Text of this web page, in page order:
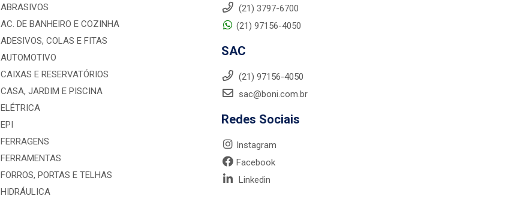
ABRASIVOS
AC. DE BANHEIRO E COZINHA
ADESIVOS, COLAS E FITAS
AUTOMOTIVO
CAIXAS E RESERVATÓRIOS
CASA, JARDIM E PISCINA
ELÉTRICA
EPI
FERRAGENS
FERRAMENTAS
FORROS, PORTAS E TELHAS
HIDRÁULICA
(21) 3797-6700
(21) 97156-4050
SAC
(21) 97156-4050
sac@boni.com.br
Redes Sociais
Instagram
Facebook
Linkedin